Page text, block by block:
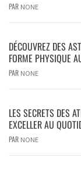
PAR NONE
DÉCOUVREZ DES
FORME PHYSIQUE
PAR NONE
LES SECRETS DES
EXCELLER AU
PAR NONE